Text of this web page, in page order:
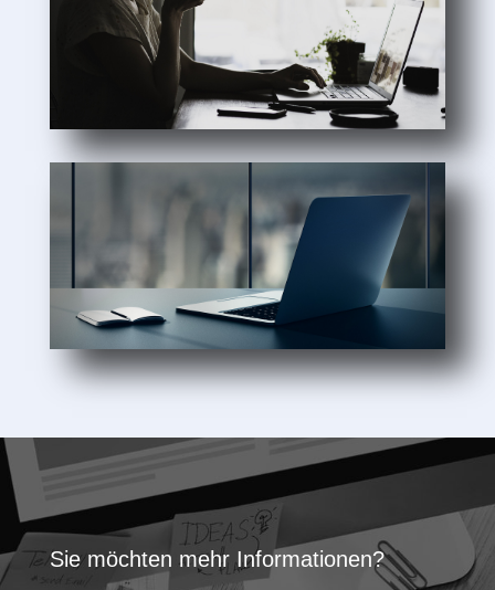
Sie möchten mehr Informationen?